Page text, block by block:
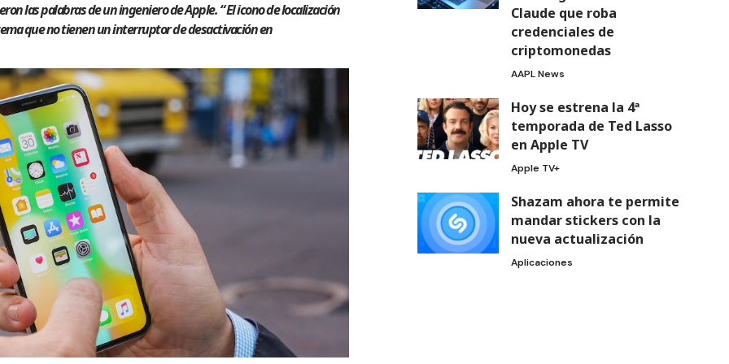
las palabras de un ingeniero de Apple. “ El icono de localización
que no tienen un interruptor de desactivación en
Claude que roba
credenciales de
criptomonedas
AAPL News
Hoy se estrena la 4ª
temporada de Ted Lasso
en Apple TV
Apple TV+
Shazam ahora te permite
mandar stickers con la
nueva actualización
Aplicaciones